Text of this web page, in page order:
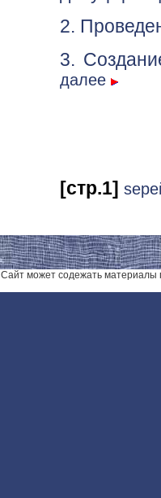
2.
3.
далее
[стр.1]
Сайт может содежать материалы